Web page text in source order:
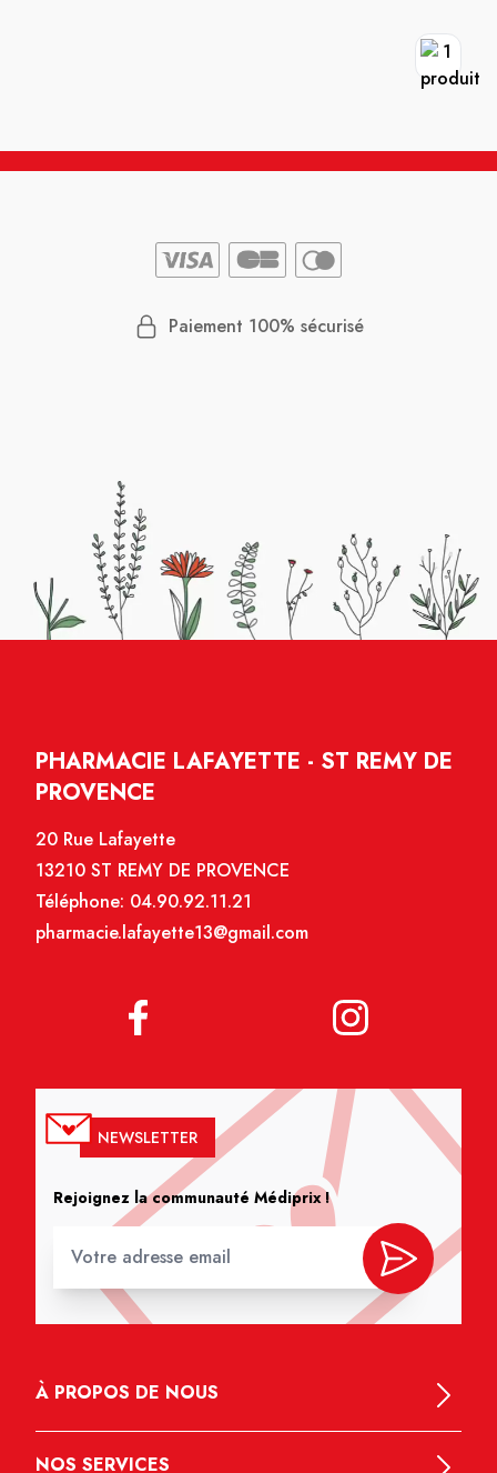
Paiement 100% sécurisé
PHARMACIE LAFAYETTE - ST REMY DE
PROVENCE
20 Rue Lafayette
13210 ST REMY DE PROVENCE
Téléphone: 04.90.92.11.21
pharmacie.lafayette13@gmail.com
NEWSLETTER
Rejoignez la communauté Médiprix !
À PROPOS DE NOUS
NOS SERVICES